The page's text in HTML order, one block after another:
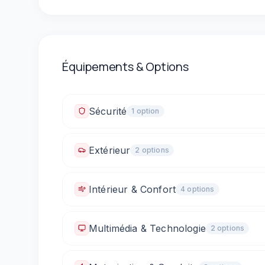
Équipements & Options
Sécurité 1 option
Fixations ISOFIX
Extérieur 2 options
Rétroviseurs électriques
Intérieur & Confort 4 options
Climatisation automatique
Sièges arrière rabattables (1/3 - 2/3)
Multimédia & Technologie 2 options
Prise USB